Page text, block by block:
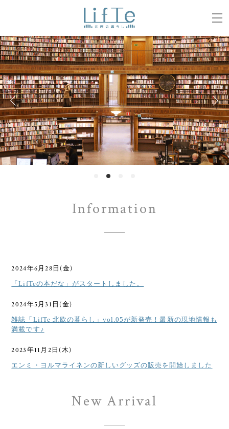
Information
2024年6月28日(金)
「LifTeの本だな」がスタートしました。
2024年5月31日(金)
雑誌「LifTe 北欧の暮らし」vol.05が新発売！最新の現地情報も
満載です♪
2023年11月2日(木)
エンミ・ヨルマライネンの新しいグッズの販売を開始しました
New Arrival